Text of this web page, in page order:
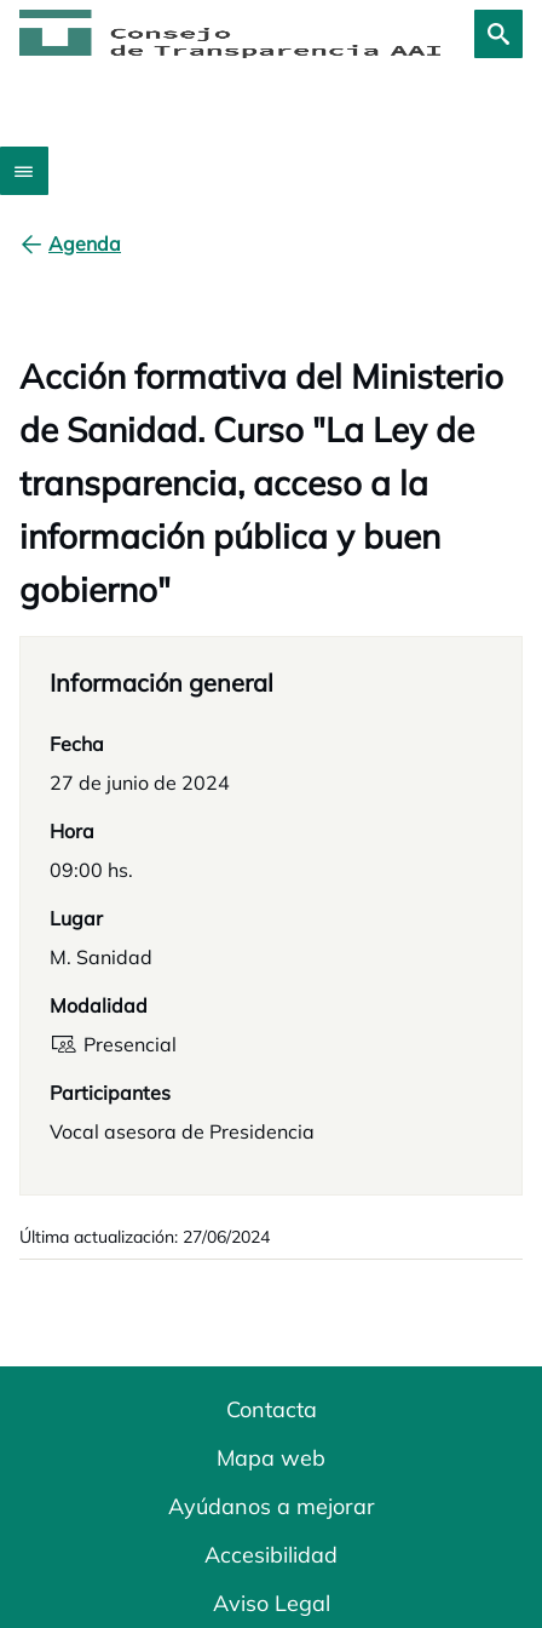
Agenda
Acción formativa del Ministerio
de Sanidad. Curso "La Ley de
transparencia, acceso a la
información pública y buen
gobierno"
Información general
Fecha
27 de junio de 2024
Hora
09:00 hs.
Lugar
M. Sanidad
Modalidad
Presencial
Participantes
Vocal asesora de Presidencia
Última actualización: 27/06/2024
Contacta
Mapa web
Ayúdanos a mejorar
Accesibilidad
Aviso Legal